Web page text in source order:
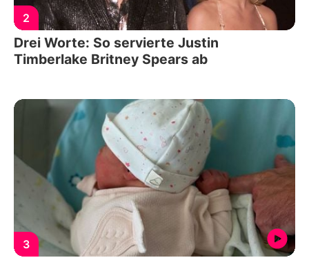
2
Drei Worte: So servierte Justin
Timberlake Britney Spears ab
3